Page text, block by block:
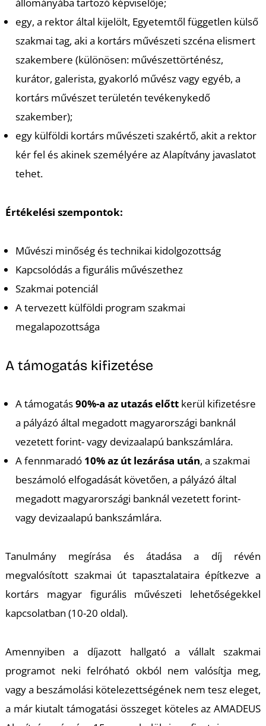
állományába tartozó képviselője;
egy, a rektor által kijelölt, Egyetemtől független külső
szakmai tag, aki a kortárs művészeti szcéna elismert
szakembere (különösen: művészettörténész,
kurátor, galerista, gyakorló művész vagy egyéb, a
kortárs művészet területén tevékenykedő
szakember);
egy külföldi kortárs művészeti szakértő, akit a rektor
kér fel és akinek személyére az Alapítvány javaslatot
tehet.
Értékelési szempontok:
Művészi minőség és technikai kidolgozottság
Kapcsolódás a figurális művészethez
Szakmai potenciál
A tervezett külföldi program szakmai
megalapozottsága
A támogatás kifizetése
A támogatás90%-a az utazás előtt kerül kifizetésre
a pályázó által megadott magyarországi banknál
vezetett forint- vagy devizaalapú bankszámlára.
A fennmaradó 10% az út lezárása után, a szakmai
beszámoló elfogadását követően, a pályázó által
megadott magyarországi banknál vezetett forint-
vagy devizaalapú bankszámlára.
Tanulmány megírása és átadása a díj révén
megvalósított szakmai út tapasztalataira építkezve a
kortárs magyar figurális művészeti lehetőségekkel
kapcsolatban (10-20 oldal).
Amennyiben a díjazott hallgató a vállalt szakmai
programot neki felróható okból nem valósítja meg,
vagy a beszámolási kötelezettségének nem tesz eleget,
a már kiutalt támogatási összeget köteles az AMADEUS